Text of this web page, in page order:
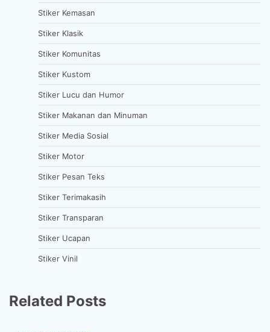
Stiker Kemasan
Stiker Klasik
Stiker Komunitas
Stiker Kustom
Stiker Lucu dan Humor
Stiker Makanan dan Minuman
Stiker Media Sosial
Stiker Motor
Stiker Pesan Teks
Stiker Terimakasih
Stiker Transparan
Stiker Ucapan
Stiker Vinil
Related Posts